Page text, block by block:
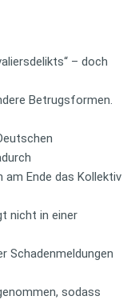
– doch
Betrugsformen.
am Ende das Kollektiv
nicht in einer
Schadenmeldungen
sodass